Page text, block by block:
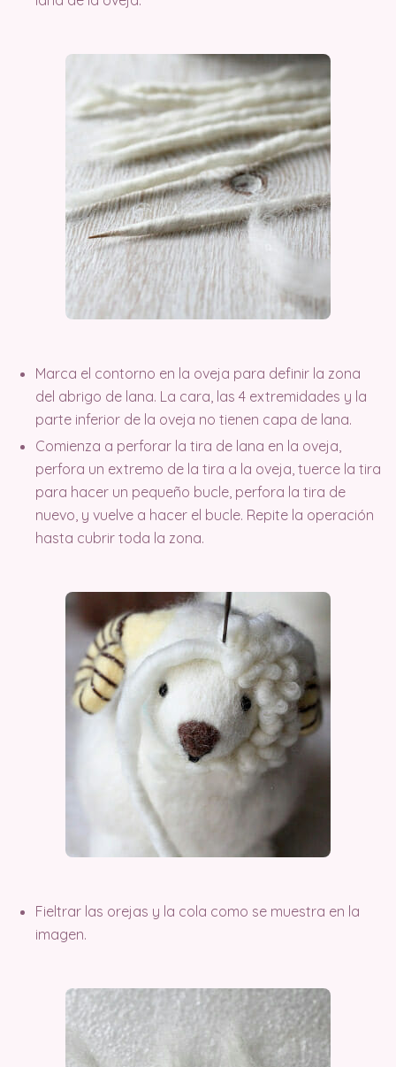
Marca el contorno en la oveja para definir la zona
del abrigo de lana. La cara, las 4 extremidades y la
parte inferior de la oveja no tienen capa de lana.
Comienza a perforar la tira de lana en la oveja,
perfora un extremo de la tira a la oveja, tuerce la tira
para hacer un pequeño bucle, perfora la tira de
nuevo, y vuelve a hacer el bucle. Repite la operación
hasta cubrir toda la zona.
Fieltrar las orejas y la cola como se muestra en la
imagen.